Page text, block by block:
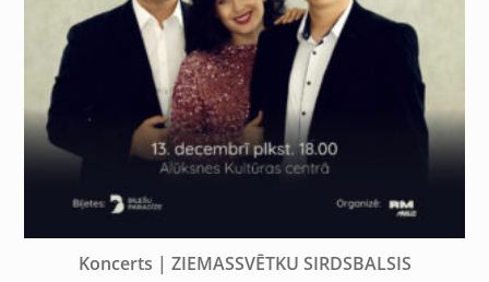
Koncerts | ZIEMASSVĒTKU SIRDSBALSIS